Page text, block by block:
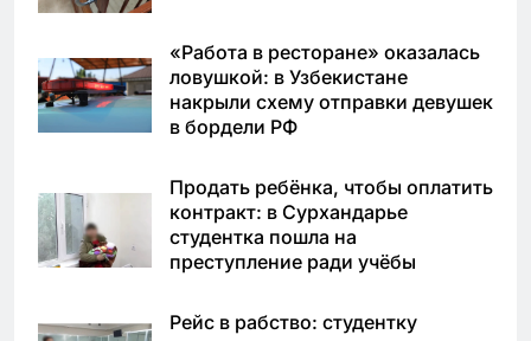
«Работа в ресторане» оказалась
ловушкой: в Узбекистане
накрыли схему отправки девушек
в бордели РФ
Продать ребёнка, чтобы оплатить
контракт: в Сурхандарье
студентка пошла на
преступление ради учёбы
Рейс в рабство: студентку